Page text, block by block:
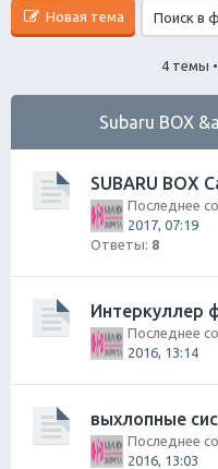
Новая тема
4 темы
Subaru BOX
SUBARU BOX
Последнее
2017, 07:19
Ответы: 8
Интеркуллер
Последнее
2016, 13:14
выхлопные
Последнее
2016, 13:03